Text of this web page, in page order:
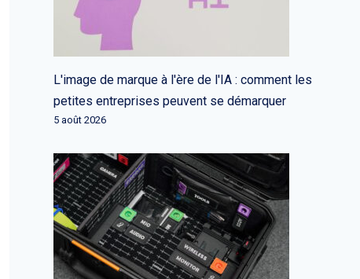
L'image de marque à l'ère de l'IA : comment les
petites entreprises peuvent se démarquer
5 août 2026